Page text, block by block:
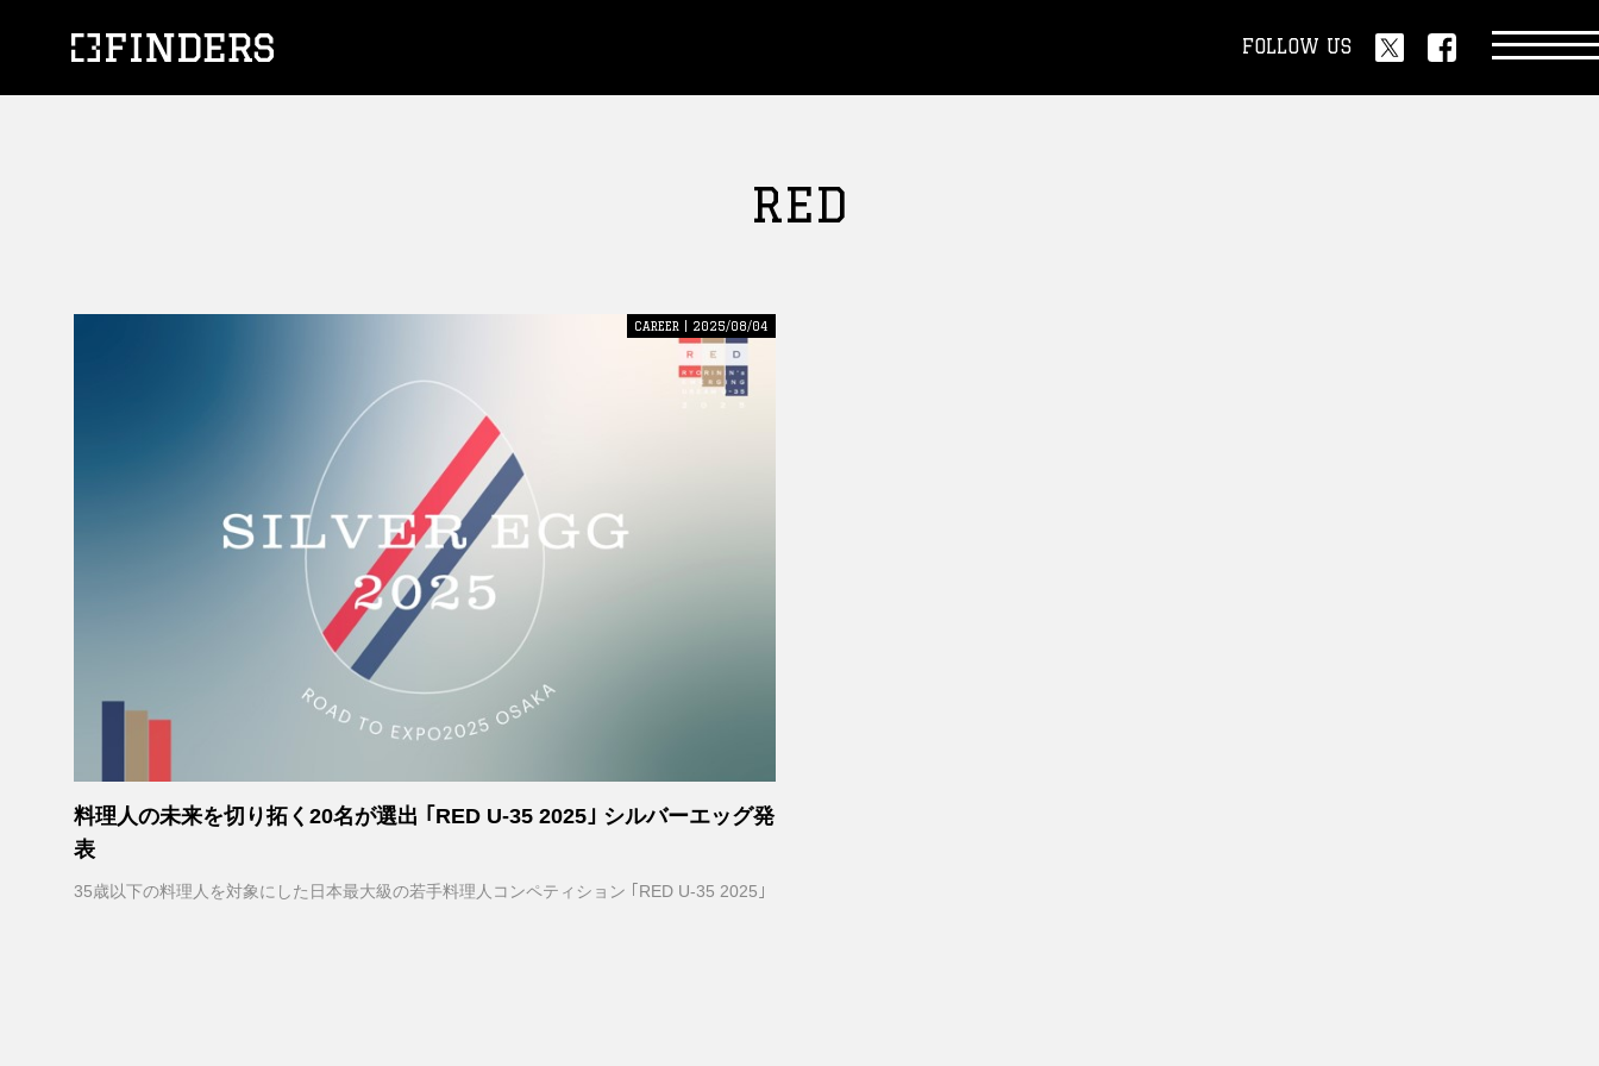
FOLLOW US
RED
CAREER | 2025/08/04
料理人の未来を切り拓く20名が選出 ｢RED U-35 2025｣ シルバーエッグ発
表
35歳以下の料理人を対象にした日本最大級の若手料理人コンペティション ｢RED U-35 2025｣